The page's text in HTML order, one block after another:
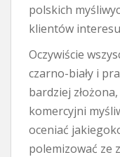
polskich
klientów
Oczywiście
czarno-biały i
bardziej
komercyjni
oceniać
polemizować ze